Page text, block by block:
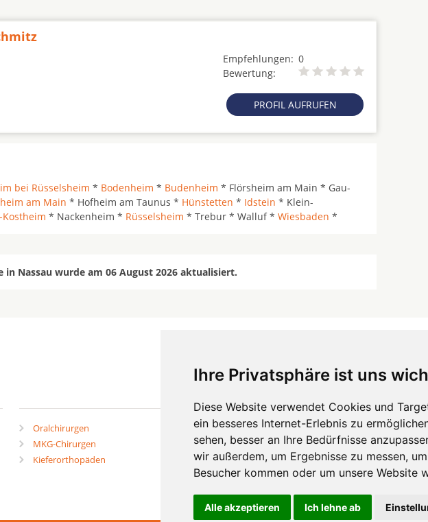
Ihre Privatsphäre ist uns
Diese Website verwendet Cookies und
ein besseres Internet-Erlebnis zu
sehen, besser an Ihre Bedürfnisse
wir außerdem, um Ergebnisse zu messen,
Besucher kommen oder um unsere Website
Alle akzeptieren Ich lehne ab
Empfehlungen: 0
Bewertung:
PROFIL AUFRUFEN
bei Rüsselsheim * Bodenheim * Budenheim * Flörsheim am Main * Gau-
am Main * Hofheim am Taunus * Hünstetten * Idstein * Klein-
* Nackenheim * Rüsselsheim * Trebur * Walluf * Wiesbaden *
Nassau wurde am 06 August 2026 aktualisiert.
mehr ...
Oralchirurgen
MKG-Chirurgen
Kieferorthopäden
Zahnärzte in Städten
Zahnärzte in Stadtteilen
Hörgeräte